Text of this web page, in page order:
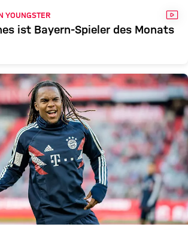
YOUNGSTER
ist Bayern-Spieler des Monats